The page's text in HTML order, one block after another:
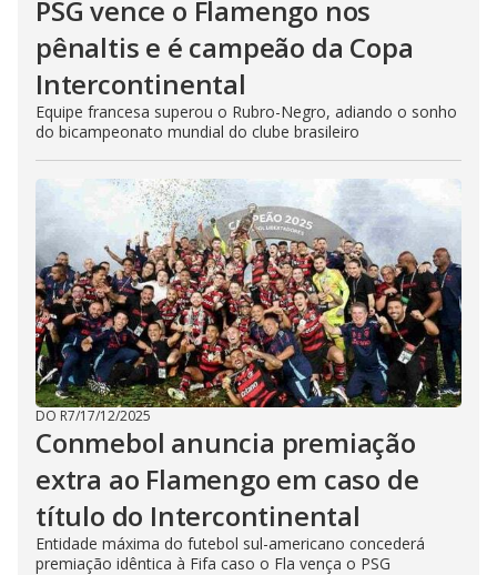
PSG vence o Flamengo nos
pênaltis e é campeão da Copa
Intercontinental
Equipe francesa superou o Rubro-Negro, adiando o sonho
do bicampeonato mundial do clube brasileiro
DO R7/17/12/2025
Conmebol anuncia premiação
extra ao Flamengo em caso de
título do Intercontinental
Entidade máxima do futebol sul-americano concederá
premiação idêntica à Fifa caso o Fla vença o PSG